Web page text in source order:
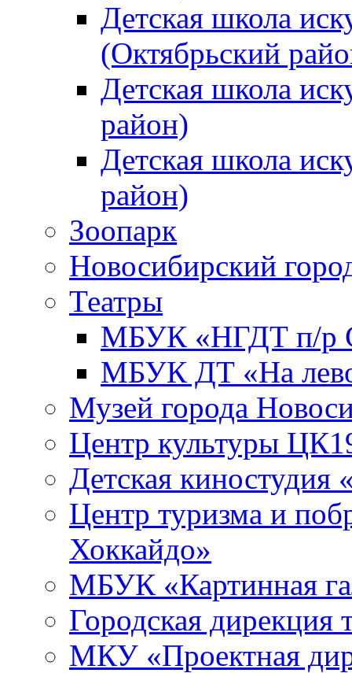
Детская школа
(Октябрьский
Детская школа
район)
Детская школа
район)
Зоопарк
Новосибирский
Театры
МБУК «НГДТ п/р
МБУК ДТ «На
Музей города
Центр культуры
Детская киностудия
Центр туризма и
Хоккайдо»
МБУК «Картинная
Городская дирекция
МКУ «Проектная